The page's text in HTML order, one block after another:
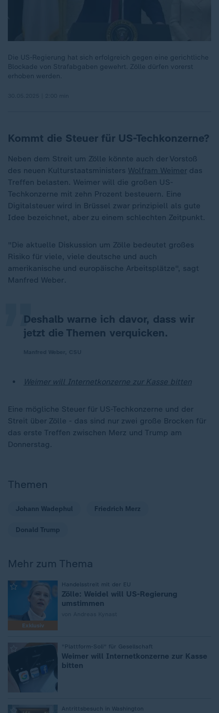
Die US-Regierung hat sich erfolgreich gegen eine gerichtliche
Blockade von Strafabgaben gewehrt. Zölle dürfen vorerst
erhoben werden.
Kommt die Steuer für US-Techkonzerne?
Neben dem Streit um Zölle könnte auch der Vorstoß
des neuen Kulturstaatsministers Wolfram Weimer das
Treffen belasten. Weimer will die großen US-
Techkonzerne mit zehn Prozent besteuern. Eine
Digitalsteuer wird in Brüssel zwar prinzipiell als gute
Idee bezeichnet, aber zu einem schlechten Zeitpunkt.
"Die aktuelle Diskussion um Zölle bedeutet großes
Risiko für viele, viele deutsche und auch
amerikanische und europäische Arbeitsplätze", sagt
Manfred Weber.
Deshalb warne ich davor, dass wir
jetzt die Themen verquicken.
„
Weimer will Internetkonzerne zur Kasse bitten
Eine mögliche Steuer für US-Techkonzerne und der
Streit über Zölle - das sind nur zwei große Brocken für
das erste Treffen zwischen Merz und Trump am
Donnerstag.
Themen
Johann Wadephul Friedrich Merz
Donald Trump
Mehr zum Thema
Exklusiv
Handelsstreit mit der EU
Zölle: Weidel will US-Regierung
umstimmen
"Plattform-Soli" für Gesellschaft
Weimer will Internetkonzerne zur Kasse
bitten
Antrittsbesuch in Washington